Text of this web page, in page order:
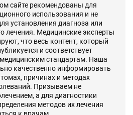
сайте рекомендованы для
использования и не
установления диагноза или
лечения. Медицинские эксперты
что весь контент, который
и соответствует
стандартам. Наша
качественно информировать
причинах и методах
Призываем не
а для диагностики
методов их лечения
к врачам.